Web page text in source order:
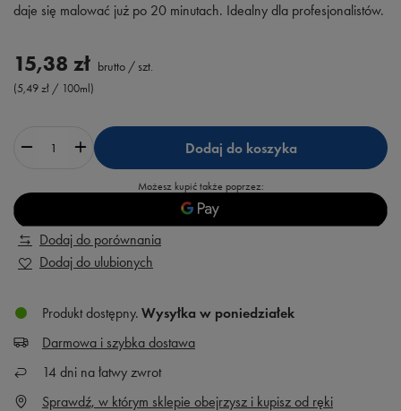
daje się malować już po 20 minutach. Idealny dla profesjonalistów.
15,38 zł brutto / szt.
(5,49 zł / 100ml)
Dodaj do koszyka
Możesz kupić także poprzez:
Dodaj do porównania
Dodaj do ulubionych
Produkt dostępny Wysyłka w poniedziałek
Darmowa i szybka dostawa
14 dni na łatwy zwrot
Sprawdź, w którym sklepie obejrzysz i kupisz od ręki